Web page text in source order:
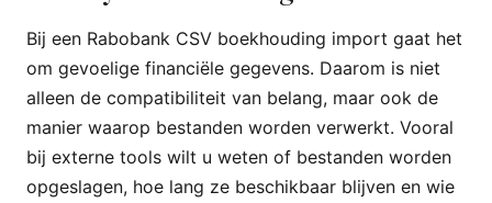
Bij een Rabobank CSV boekhouding import gaat het
om gevoelige financiële gegevens. Daarom is niet
alleen de compatibiliteit van belang, maar ook de
manier waarop bestanden worden verwerkt. Vooral
bij externe tools wilt u weten of bestanden worden
opgeslagen, hoe lang ze beschikbaar blijven en wie